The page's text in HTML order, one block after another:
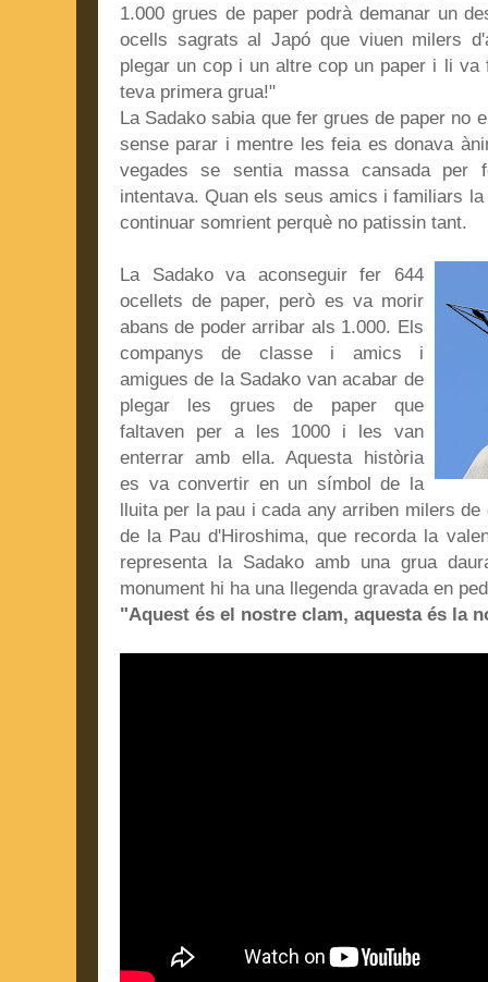
1.000 grues de paper podrà demanar un
ocells sagrats al Japó que viuen milers
plegar un cop i un altre cop un paper i li
teva primera grua!"
La Sadako sabia que fer grues de paper no
sense parar i mentre les feia es donava
vegades se sentia massa cansada per
intentava. Quan els seus amics i familiars
continuar somrient perquè no patissin tant.
La Sadako va aconseguir fer 644
ocellets de paper, però es va morir
abans de poder arribar als 1.000. Els
companys de classe i amics i
amigues de la Sadako van acabar de
plegar les grues de paper que
faltaven per a les 1000 i les van
enterrar amb ella. Aquesta història
es va convertir en un símbol de la
lluita per la pau i cada any arriben milers de
de la Pau d'Hiroshima, que recorda la
representa la Sadako amb una grua
monument hi ha una llegenda gravada en
"Aquest és el nostre clam, aquesta és la